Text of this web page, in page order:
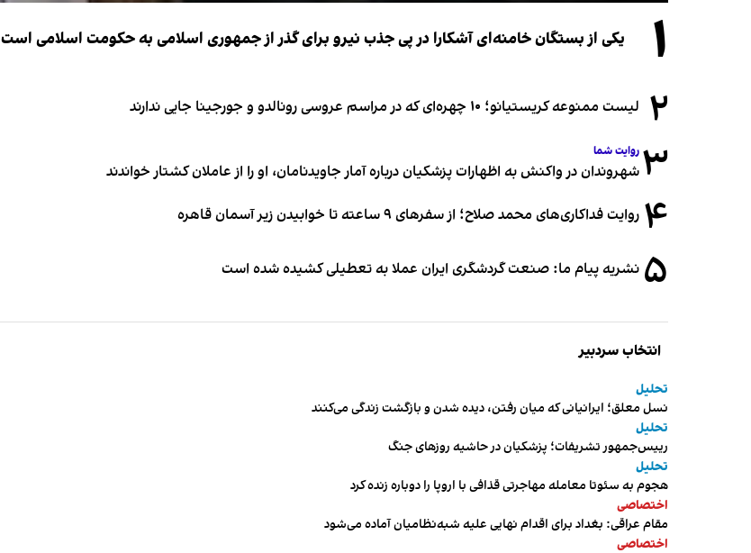
۱ یکی از بستگان خامنه‌ای آشکارا در پی جذب نیرو برای گذر از جمهوری اسلامی به حکومت اسلامی است
۲ لیست ممنوعه کریستیانو؛ ۱۰ چهره‌ای که در مراسم عروسی رونالدو و جورجینا جایی ندارند
۳ روایت شما
شهروندان در واکنش به اظهارات پزشکیان درباره آمار جاویدنامان، او را از عاملان کشتار خواندند
۴ روایت فداکاری‌های محمد صلاح؛ از سفرهای ۹ ساعته تا خوابیدن زیر آسمان قاهره
۵ نشریه پیام ما: صنعت گردشگری ایران عملا به تعطیلی کشیده شده است
انتخاب سردبیر
تحلیل
نسل معلق؛ ایرانیانی که میان رفتن، دیده شدن و بازگشت زندگی می‌کنند
تحلیل
رییس‌جمهور تشریفات؛ پزشکیان در حاشیه روزهای جنگ
تحلیل
هجوم به سئوتا معامله مهاجرتی قذافی با اروپا را دوباره زنده کرد
اختصاصی
مقام عراقی: بغداد برای اقدام نهایی علیه شبه‌نظامیان آماده می‌شود
اختصاصی